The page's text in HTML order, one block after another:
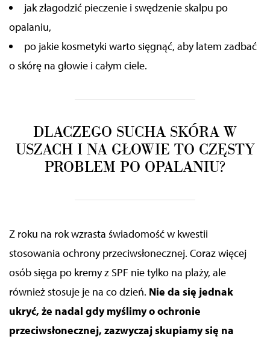
jak złagodzić pieczenie i swędzenie skalpu po
opalaniu,
po jakie kosmetyki warto sięgnąć, aby latem zadbać
o skórę na głowie i całym ciele.
DLACZEGO SUCHA SKÓRA W
USZACH I NA GŁOWIE TO CZĘSTY
PROBLEM PO OPALANIU?
Z roku na rok wzrasta świadomość w kwestii
stosowania ochrony przeciwsłonecznej. Coraz więcej
osób sięga po kremy z SPF nie tylko na plaży, ale
również stosuje je na co dzień. Nie da się jednak
ukryć, że nadal gdy myślimy o ochronie
przeciwsłonecznej, zazwyczaj skupiamy się na